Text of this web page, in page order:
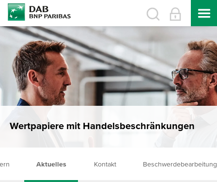
Wertpapiere mit Handelsbeschränkungen
Aktuelles Kontakt Beschwerdebearbeitung